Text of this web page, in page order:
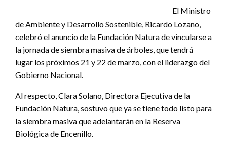
El Ministro
de Ambiente y Desarrollo Sostenible, Ricardo Lozano,
celebró el anuncio de la Fundación Natura de vincularse a
la jornada de siembra masiva de árboles, que tendrá
lugar los próximos 21 y 22 de marzo, con el liderazgo del
Gobierno Nacional.
Al respecto, Clara Solano, Directora Ejecutiva de la
Fundación Natura, sostuvo que ya se tiene todo listo para
la siembra masiva que adelantarán en la Reserva
Biológica de Encenillo.